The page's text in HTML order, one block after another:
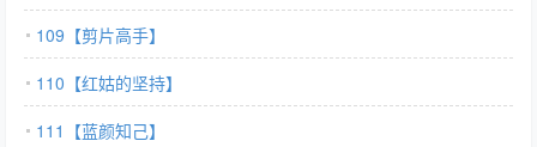
109【剪片高手】
110【红姑的坚持】
111【蓝颜知己】